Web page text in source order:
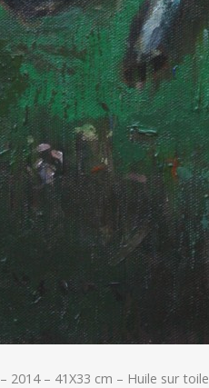
– 2014 – 41X33 cm – Huile sur toile